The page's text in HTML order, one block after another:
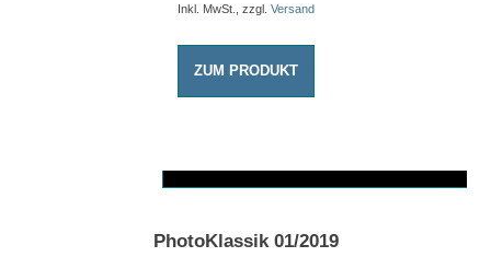
Inkl. MwSt., zzgl. Versand
ZUM PRODUKT
Dieses Produkt weist mehrere Varianten auf. Die Optionen können auf der Produktseite gewählt werden
PhotoKlassik 01/2019